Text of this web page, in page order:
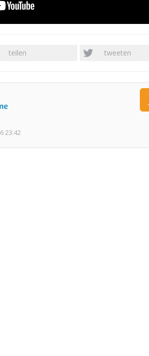
teilen tweeten
23:42